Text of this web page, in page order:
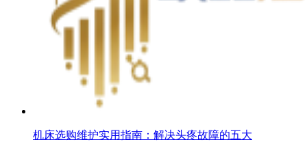
机床选购维护实用指南：解决头疼故障的五大